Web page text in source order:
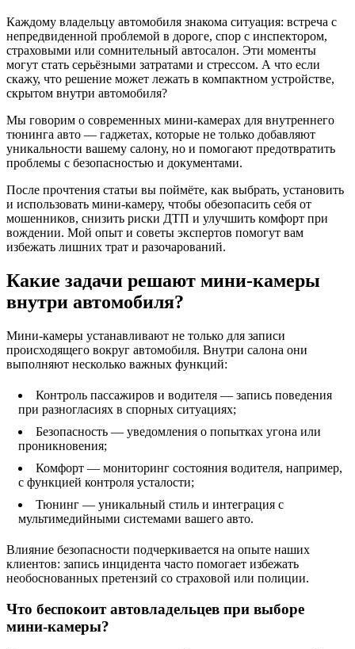
Каждому владельцу автомобиля знакома ситуация: встреча с
непредвиденной проблемой в дороге, спор с инспектором,
страховыми или сомнительный авто­салон. Эти моменты
могут стать серьёзными затратами и стрессом. А что если
скажу, что решение может лежать в компактном устройстве,
скрытом внутри автомобиля?
Мы говорим о современных мини-камерах для внутреннего
тюнинга авто — гаджетах, которые не только добавляют
уникальности вашему салону, но и помогают предотвратить
проблемы с безопасностью и документами.
После прочтения статьи вы поймёте, как выбрать, установить
и использовать мини-камеру, чтобы обезопасить себя от
мошенников, снизить риски ДТП и улучшить комфорт при
вождении. Мой опыт и советы экспертов помогут вам
избежать лишних трат и разочарований.
Какие задачи решают мини-камеры
внутри автомобиля?
Мини-камеры устанавливают не только для записи
происходящего вокруг автомобиля. Внутри салона они
выполняют несколько важных функций:
Контроль пассажиров и водителя — запись поведения
при разногласиях в спорных ситуациях;
Безопасность — уведомления о попытках угона или
проникновения;
Комфорт — мониторинг состояния водителя, например,
с функцией контроля усталости;
Тюнинг — уникальный стиль и интеграция с
мультимедийными системами вашего авто.
Влияние безопасности подчеркивается на опыте наших
клиентов: запись инцидента часто помогает избежать
необоснованных претензий со страховой или полиции.
Что беспокоит автовладельцев при выборе
мини-камеры?